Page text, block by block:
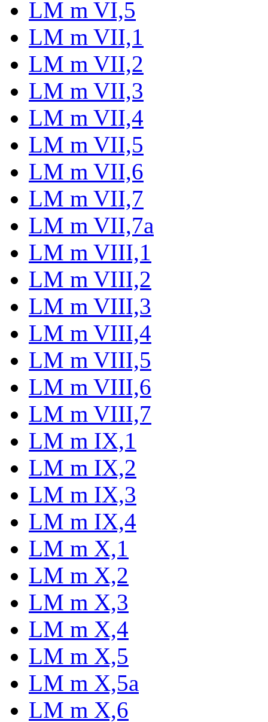
LM m VI,5
LM m VII,1
LM m VII,2
LM m VII,3
LM m VII,4
LM m VII,5
LM m VII,6
LM m VII,7
LM m VII,7a
LM m VIII,1
LM m VIII,2
LM m VIII,3
LM m VIII,4
LM m VIII,5
LM m VIII,6
LM m VIII,7
LM m IX,1
LM m IX,2
LM m IX,3
LM m IX,4
LM m X,1
LM m X,2
LM m X,3
LM m X,4
LM m X,5
LM m X,5a
LM m X,6